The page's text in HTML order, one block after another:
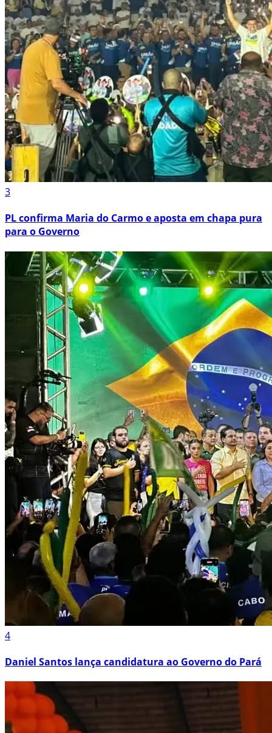
3
PL confirma Maria do Carmo e aposta em chapa pura
para o Governo
4
Daniel Santos lança candidatura ao Governo do Pará